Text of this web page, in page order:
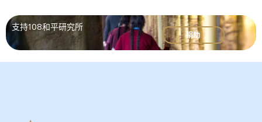
支持108和平研究所
捐助